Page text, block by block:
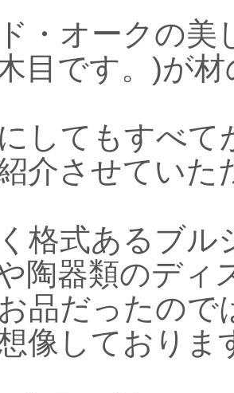
・オークの美
目です。)が
してもすべて
介させていた
格式あるブル
陶器類のディ
品だったので
像しておりま